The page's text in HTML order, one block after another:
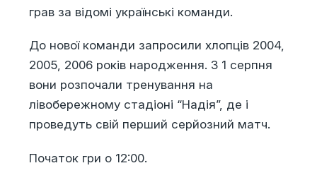
грав за відомі українські команди.
До нової команди запросили хлопців 2004,
2005, 2006 років народження. З 1 серпня
вони розпочали тренування на
лівобережному стадіоні “Надія”, де і
проведуть свій перший серйозний матч.
Початок гри о 12:00.